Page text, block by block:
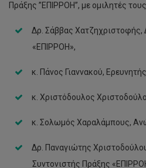
Πράξης ”ΕΠΙΡΡΟΗ”, με ομιλητές
Δρ. Σάββας Χατζηχριστοφής,
«ΕΠΙΡΡΟΗ»,
κ. Πάνος Γιαννακού,
κ. Χριστόδουλος
κ. Σολωμός Χαραλάμπους,
Δρ. Παναγιώτης
Συντονιστής Πράξης